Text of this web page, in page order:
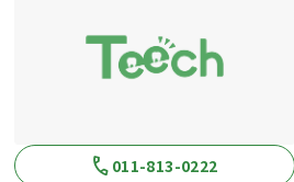
011-813-0222